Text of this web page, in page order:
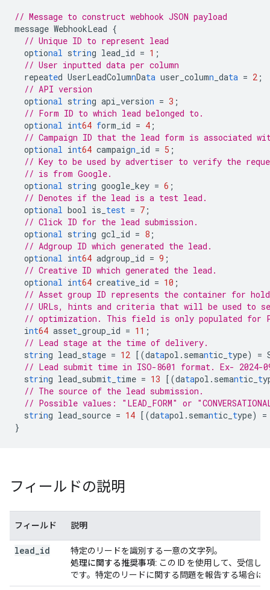
// Message to construct webhook JSON payload
message WebhookLead {
// Unique ID to represent lead
optional string lead_id = 1 ;
// User inputted data per column
repeated UserLeadColumnData user_column _data = 2 ;
// API version
optional string api_version = 3 ;
// Form ID to which lead belonged to.
optional int64 form_id = 4 ;
// Campaign ID that the lead form is associated
optional int64 campaign _id = 5 ;
// Key to be used by advertiser to verify the
// is from Google.
optional string google_key = 6 ;
// Denotes if the lead is a test lead.
optional bool is_ test = 7 ;
// Click ID for the lead submission.
optional string gcl_id = 8 ;
// Adgroup ID which generated the lead.
optional int64 adgroup_id = 9 ;
// Creative ID which generated the lead.
optional int64 creative_id = 10 ;
// Asset group ID represents the container for
// URLs, hints and criteria that will be used to
// optimization. This field is only populated for
int64 asset _group_id = 11 ;
// Lead stage at the time of delivery.
string lead_stage = 12 [ (datapol.semantic_ type) =
// Lead submit time in ISO-8601 format. Ex- 2024-
string lead_submit time = 13 [ (datapol.semantic_ t
// The source of the lead submission.
// Possible values: "LEAD_FORM" or
string lead_source = 14 [ (datapol.semantic_ type)
=
}
フィールドの説明
フィールド 説明
lead id
特定のリードを識別する一意の文字列。
処理に関する推奨事項: この ID を使用して、受信し
です。特定のリードに関する問題を報告する場合は